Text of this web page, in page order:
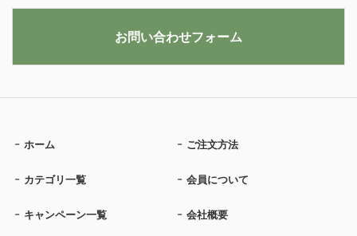
ホーム ご注文方法
カテゴリ一覧 会員について
キャンペーン一覧 会社概要
お問い合わせフォーム